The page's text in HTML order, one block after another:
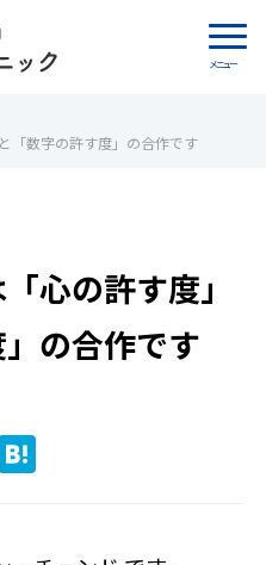
メニュー
「数字の許す度」の合作です
心の許す度」
の合作です